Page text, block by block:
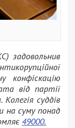
задовольнив
конфіскацію
від партії
суддів
на суму понад
49000.